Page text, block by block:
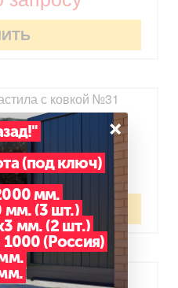
с ковкой №31
(под ключ)
мм.
мм. (3 шт.)
мм. (2 шт.)
(Россия)
×